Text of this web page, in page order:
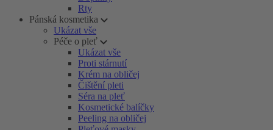
Rty
Pánská kosmetika
Ukázat vše
Péče o pleť
Ukázat vše
Proti stárnutí
Krém na obličej
Čištění pleti
Séra na pleť
Kosmetické balíčky
Peeling na obličej